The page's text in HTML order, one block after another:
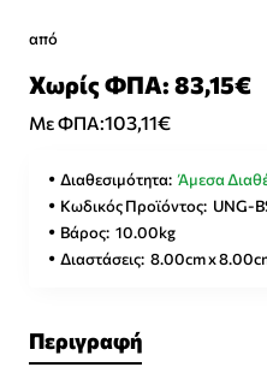
από
Με ΦΠΑ:103,11€
Χωρίς ΦΠΑ: 83,15€
Διαθεσιμότητα: Άμεσα
Κωδικός Προϊόντος: UNG-
Βάρος: 10.00kg
Διαστάσεις: 8.00cm x
Περιγραφή